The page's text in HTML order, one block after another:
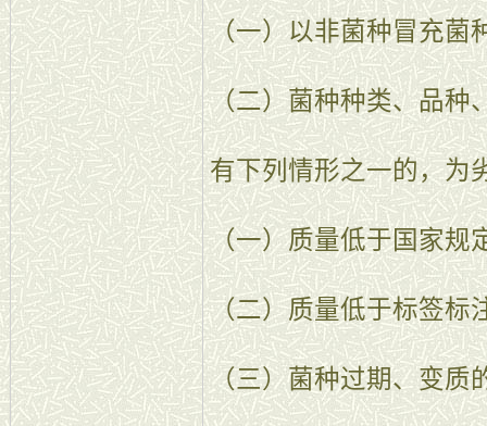
（一）以非菌种冒充菌
（二）菌种种类、品种
有下列情形之一的，为
（一）质量低于国家规
（二）质量低于标签标
（三）菌种过期、变质